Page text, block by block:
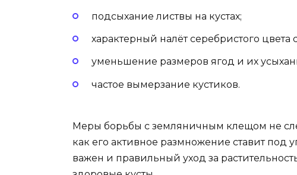
подсыхание листвы на кустах;
характерный налёт серебристого цвета
уменьшение размеров ягод и их
частое вымерзание кустиков.
Меры борьбы с земляничным клещом не
как его активное размножение ставит под
важен и правильный уход за